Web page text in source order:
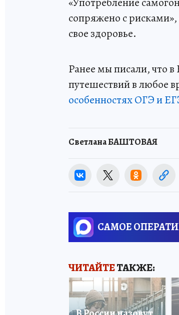
сопряжено с
свое здоровье.
Ранее мы писали, что в
путешествий в любое
особенностях ОГЭ и
Светлана БАШТОВАЯ
САМОЕ
ЧИТАЙТЕТАКЖЕ: